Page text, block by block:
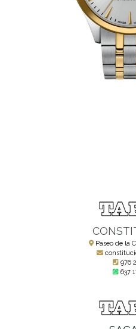
Paseo de la
976
637